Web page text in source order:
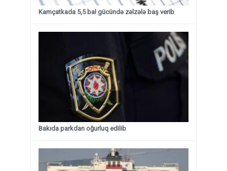
Kamçatkada 5,5 bal gücündə zəlzələ baş verib
Bakıda parkdan oğurluq edilib